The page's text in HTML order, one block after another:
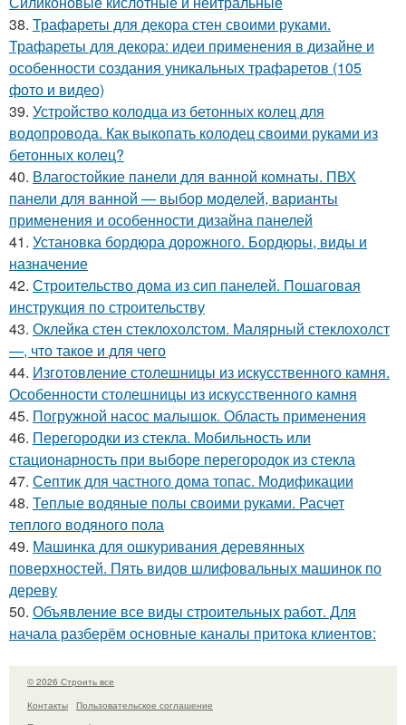
38. Трафареты для декора стен своими руками.
Трафареты для декора: идеи применения в дизайне и
особенности создания уникальных трафаретов (105
фото и видео)
39. Устройство колодца из бетонных колец для
водопровода. Как выкопать колодец своими руками из
бетонных колец?
40. Влагостойкие панели для ванной комнаты. ПВХ
панели для ванной — выбор моделей, варианты
применения и особенности дизайна панелей
41. Установка бордюра дорожного. Бордюры, виды и
назначение
42. Строительство дома из сип панелей. Пошаговая
инструкция по строительству
43. Оклейка стен стеклохолстом. Малярный стеклохолст
—, что такое и для чего
44. Изготовление столешницы из искусственного камня.
Особенности столешницы из искусственного камня
45. Погружной насос малышок. Область применения
46. Перегородки из стекла. Мобильность или
стационарность при выборе перегородок из стекла
47. Септик для частного дома топас. Модификации
48. Теплые водяные полы своими руками. Расчет
теплого водяного пола
49. Машинка для ошкуривания деревянных
поверхностей. Пять видов шлифовальных машинок по
дереву
50. Объявление все виды строительных работ. Для
начала разберём основные каналы притока клиентов:
© 2026 Строить все
Контакты
Пользовательское соглашение